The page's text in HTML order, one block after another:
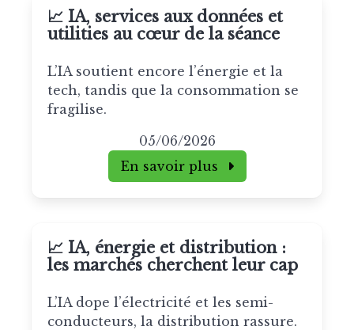
📈 IA, services aux données et
utilities au cœur de la séance
L’IA soutient encore l’énergie et la
tech, tandis que la consommation se
fragilise.
05/06/2026
En savoir plus
📈 IA, énergie et distribution :
les marchés cherchent leur cap
L’IA dope l’électricité et les semi-
conducteurs, la distribution rassure.